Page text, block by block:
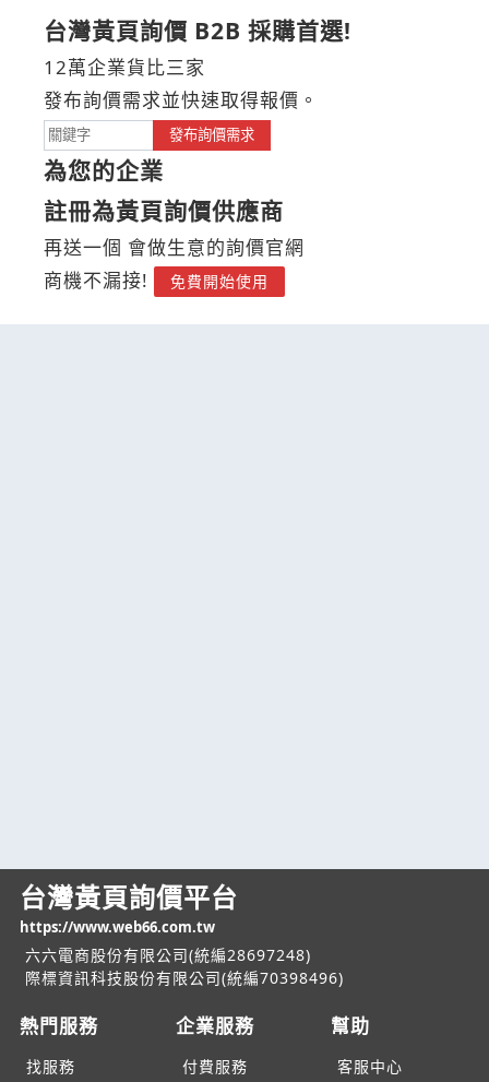
台灣黃頁詢價 B2B 採購首選!
12萬企業貨比三家
發布詢價需求並快速取得報價。
發布詢價需求
為您的企業
註冊為黃頁詢價供應商
再送一個 會做生意的詢價官網
商機不漏接!
免費開始使用
台灣黃頁詢價平台
https://www.web66.com.tw
六六電商股份有限公司(統編28697248)
際標資訊科技股份有限公司(統編70398496)
熱門服務
找服務
企業服務
付費服務
幫助
客服中心